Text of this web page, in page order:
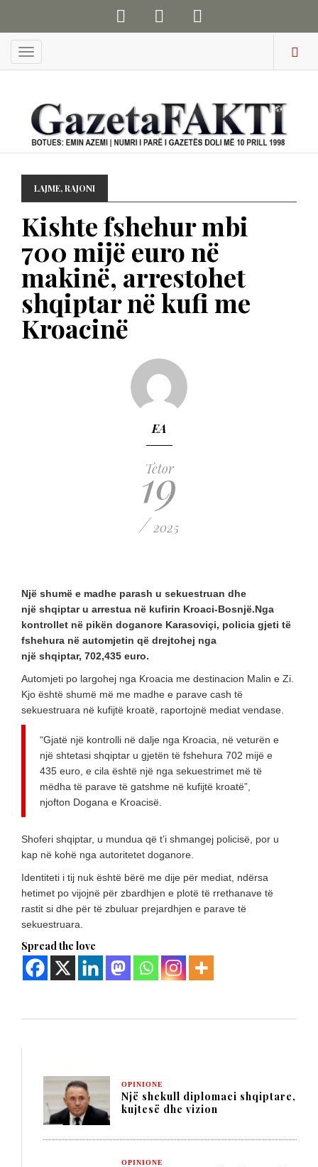
Menu
LAJME,RAJONI
Kishte fshehur mbi
700 mijë euro në
makinë, arrestohet
shqiptar në kufi me
Kroacinë
EA
Tetor
19
/ 2025
Një shumë e madhe parash u sekuestruan dhe
një shqiptar u arrestua në kufirin Kroaci-Bosnjë.Nga
kontrollet në pikën doganore Karasoviçi, policia gjeti të
fshehura në automjetin që drejtohej nga
një shqiptar, 702,435 euro.
Automjeti po largohej nga Kroacia me destinacion Malin e Zi.
Kjo është shumë më me madhe e parave cash të
sekuestruara në kufijtë kroatë, raportojnë mediat vendase.
“Gjatë një kontrolli në dalje nga Kroacia, në veturën e
një shtetasi shqiptar u gjetën të fshehura 702 mijë e
435 euro, e cila është një nga sekuestrimet më të
mëdha të parave të gatshme në kufijtë kroatë”,
njofton Dogana e Kroacisë.
Shoferi shqiptar, u mundua që t’i shmangej policisë, por u
kap në kohë nga autoritetet doganore.
Identiteti i tij nuk është bërë me dije për mediat, ndërsa
hetimet po vijojnë për zbardhjen e plotë të rrethanave të
rastit si dhe për të zbuluar prejardhjen e parave të
sekuestruara.
Spread the love
OPINIONE
Një shekull diplomaci shqiptare,
kujtesë dhe vizion
OPINIONE